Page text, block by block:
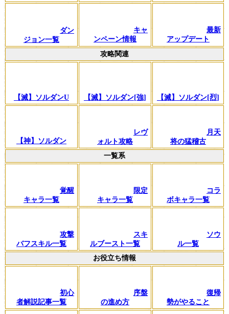
ダン
ジョン一覧
キャ
ンペーン情報
最新
アップデート
攻略関連
【滅】ソルダンU 【滅】ソルダン[強] 【滅】ソルダン[烈]
【神】ソルダン
レヴ
ォルト攻略
月天
将の猛稽古
一覧系
覚醒
キャラ一覧
限定
キャラ一覧
コラ
ボキャラ一覧
攻撃
バフスキル一覧
スキ
ルブースト一覧
ソウ
ル一覧
お役立ち情報
初心
者解説記事一覧
序盤
の進め方
復帰
勢がやること